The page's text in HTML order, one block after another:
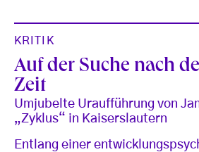
KRITIK
Auf der Suche nach
Zeit
Umjubelte Uraufführung von
„Zyklus“ in Kaiserslautern
Entlang einer